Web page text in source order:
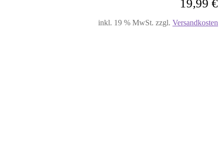
19,99 €
inkl. 19 % MwSt. zzgl. Versandkosten